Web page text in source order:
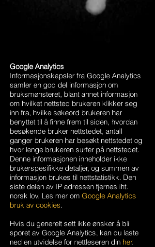
Google Analytics
Informasjonskapsler fra Google Analytics
samler en god del informasjon om
bruksmønsteret, blant annet informasjon
om hvilket nettsted brukeren klikker seg
inn fra, hvilke søkeord brukeren har
benyttet til å finne frem til siden, hvordan
besøkende bruker nettstedet, antall
ganger brukeren har besøkt nettstedet og
hvor lenge brukeren surfer på nettstedet.
Denne informasjonen inneholder ikke
brukerspesifikke detaljer, og summen av
informasjon brukes til nettstatistikk. Den
siste delen av IP adressen fjernes iht.
norsk lov. Les mer om Google Analytics
bruk av cookies.
Hvis du generelt sett ikke ønsker å bli
sporet av Google Analytics, kan du laste
ned en utvidelse for nettleseren din her.